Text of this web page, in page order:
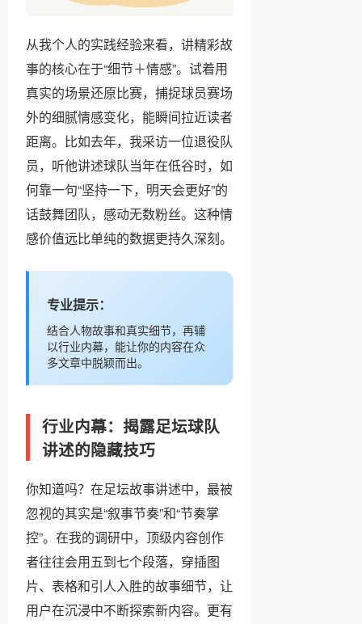
从我个人的实践经验来看，讲精彩故
事的核心在于“细节＋情感”。试着用
真实的场景还原比赛，捕捉球员赛场
外的细腻情感变化，能瞬间拉近读者
距离。比如去年，我采访一位退役队
员，听他讲述球队当年在低谷时，如
何靠一句“坚持一下，明天会更好”的
话鼓舞团队，感动无数粉丝。这种情
感价值远比单纯的数据更持久深刻。
专业提示：
结合人物故事和真实细节，再辅
以行业内幕，能让你的内容在众
多文章中脱颖而出。
行业内幕：揭露足坛球队
讲述的隐藏技巧
你知道吗？在足坛故事讲述中，最被
忽视的其实是“叙事节奏”和“节奏掌
控”。在我的调研中，顶级内容创作
者往往会用五到七个段落，穿插图
片、表格和引人入胜的故事细节，让
用户在沉浸中不断探索新内容。更有